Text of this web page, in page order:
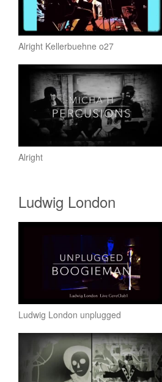
Alright Kellerbuehne o27
Alright
Ludwig London
Ludwig London unplugged